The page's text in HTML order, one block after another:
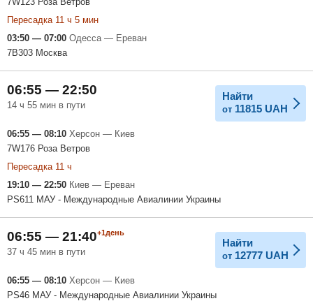
Пересадка 11 ч 5 мин
03:50 — 07:00 Одесса — Ереван
7B303 Москва
06:55 — 22:50
14 ч 55 мин в пути
Найти
от 11815 UAH
06:55 — 08:10 Херсон — Киев
7W176 Роза Ветров
Пересадка 11 ч
19:10 — 22:50 Киев — Ереван
PS611 МАУ - Международные Авиалинии Украины
06:55 — 21:40+1день
37 ч 45 мин в пути
Найти
от 12777 UAH
06:55 — 08:10 Херсон — Киев
PS46 МАУ - Международные Авиалинии Украины